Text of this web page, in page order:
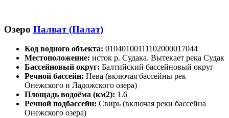
Озеро Палват (Палат)
Код водного объекта: 01040100111102000017044
Местоположение: исток р. Судака. Вытекает река Судак
Бассейновый округ: Балтийский бассейновый округ
Речной бассейн: Нева (включая бассейны рек
Онежского и Ладожского озера)
Площадь водоёма (км2): 1.6
Речной подбассейн: Свирь (включая реки бассейна
Онежского озера)